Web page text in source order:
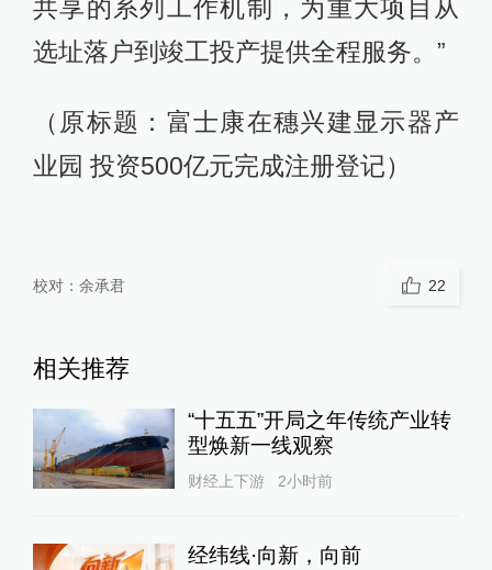
共享的系列工作机制，为重大项目从
选址落户到竣工投产提供全程服务。”
（原标题：富士康在穗兴建显示器产
业园 投资500亿元完成注册登记）
校对： 余承君 22
相关推荐
“十五五”开局之年传统产业转
型焕新一线观察
财经上下游 2小时前
经纬线·向新，向前